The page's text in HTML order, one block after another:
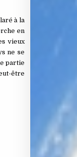
à la
en
vieux
ne se
partie
être